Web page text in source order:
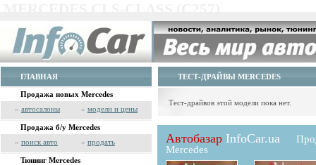
ГЛАВНАЯ
Продажа новых Mercedes
» автосалоны » модели и цены
Продажа б/у Mercedes
» поиск авто » продать
Тюнинг Mercedes
ТЕСТ-ДРАЙВЫ MERCEDES
Тест-драйвов этой модели пока нет.
Автобазар InfoCar.ua
Mercedes